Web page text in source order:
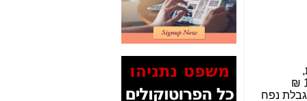
סיכומים,מידע, קבצים ועוד. בבזק בינלאומי מציעים את חבילת ה-5 ג'יגה ללא תשלום, חבילה של 25 ג'יגה ב-10.9 ₪
הגבלת נפח
2" על תעלולי השר
משה כחלון -כאן
המשך חשיפת הבלוף
ששמו "מהפיכת
הסלולר" ואיך מסרסים
כאן